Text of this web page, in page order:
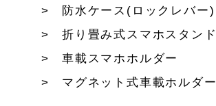
防水ケース(ロックレバー)
折り畳み式スマホスタンド
車載スマホホルダー
マグネット式車載ホルダー